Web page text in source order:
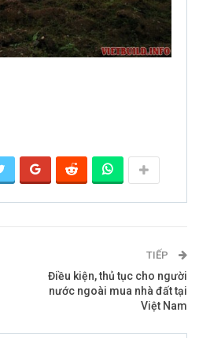
TIẾP
Điều kiện, thủ tục cho người
nước ngoài mua nhà đất tại
Việt Nam